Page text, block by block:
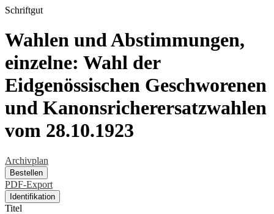
Schriftgut
Wahlen und Abstimmungen,
einzelne: Wahl der
Eidgenössischen Geschworenen
und Kanonsricherersatzwahlen
vom 28.10.1923
Archivplan
Bestellen
PDF-Export
Identifikation
Titel